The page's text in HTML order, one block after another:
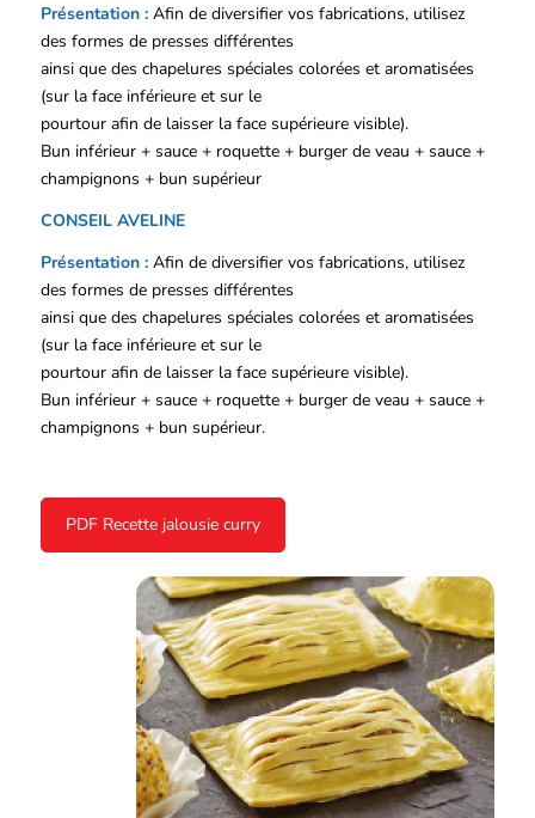
Présentation :Afin de diversifier vos fabrications, utilisez
des formes de presses différentes
ainsi que des chapelures spéciales colorées et aromatisées
(sur la face inférieure et sur le
pourtour afin de laisser la face supérieure visible).
Bun inférieur + sauce + roquette + burger de veau + sauce +
champignons + bun supérieur
CONSEIL AVELINE
Présentation :Afin de diversifier vos fabrications, utilisez
des formes de presses différentes
ainsi que des chapelures spéciales colorées et aromatisées
(sur la face inférieure et sur le
pourtour afin de laisser la face supérieure visible).
Bun inférieur + sauce + roquette + burger de veau + sauce +
champignons + bun supérieur.
PDF Recette jalousie curry